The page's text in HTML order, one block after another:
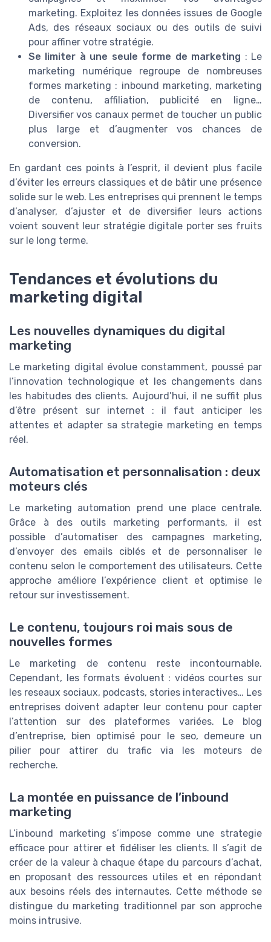
marketing. Exploitez les données issues de Google
Ads, des réseaux sociaux ou des outils de suivi
pour affiner votre stratégie.
Se limiter à une seule forme de marketing : Le
marketing numérique regroupe de nombreuses
formes marketing : inbound marketing, marketing
de contenu, affiliation, publicité en ligne…
Diversifier vos canaux permet de toucher un public
plus large et d’augmenter vos chances de
conversion.
En gardant ces points à l’esprit, il devient plus facile
d’éviter les erreurs classiques et de bâtir une présence
solide sur le web. Les entreprises qui prennent le temps
d’analyser, d’ajuster et de diversifier leurs actions
voient souvent leur stratégie digitale porter ses fruits
sur le long terme.
Tendances et évolutions du
marketing digital
Les nouvelles dynamiques du digital
marketing
Le marketing digital évolue constamment, poussé par
l’innovation technologique et les changements dans
les habitudes des clients. Aujourd’hui, il ne suffit plus
d’être présent sur internet : il faut anticiper les
attentes et adapter sa strategie marketing en temps
réel.
Automatisation et personnalisation : deux
moteurs clés
Le marketing automation prend une place centrale.
Grâce à des outils marketing performants, il est
possible d’automatiser des campagnes marketing,
d’envoyer des emails ciblés et de personnaliser le
contenu selon le comportement des utilisateurs. Cette
approche améliore l’expérience client et optimise le
retour sur investissement.
Le contenu, toujours roi mais sous de
nouvelles formes
Le marketing de contenu reste incontournable.
Cependant, les formats évoluent : vidéos courtes sur
les reseaux sociaux, podcasts, stories interactives… Les
entreprises doivent adapter leur contenu pour capter
l’attention sur des plateformes variées. Le blog
d’entreprise, bien optimisé pour le seo, demeure un
pilier pour attirer du trafic via les moteurs de
recherche.
La montée en puissance de l’inbound
marketing
L’inbound marketing s’impose comme une strategie
efficace pour attirer et fidéliser les clients. Il s’agit de
créer de la valeur à chaque étape du parcours d’achat,
en proposant des ressources utiles et en répondant
aux besoins réels des internautes. Cette méthode se
distingue du marketing traditionnel par son approche
moins intrusive.